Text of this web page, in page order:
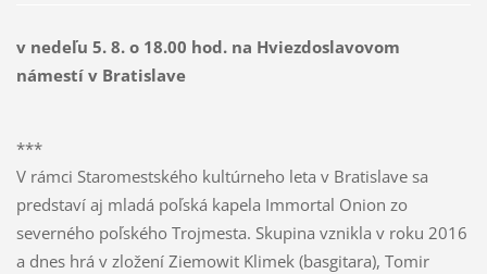
v nedeľu 5. 8. o 18.00 hod. na Hviezdoslavovom
námestí v Bratislave
***
V rámci Staromestského kultúrneho leta v Bratislave sa
predstaví aj mladá poľská kapela Immortal Onion zo
severného poľského Trojmesta. Skupina vznikla v roku 2016
a dnes hrá v zložení Ziemowit Klimek (basgitara), Tomir